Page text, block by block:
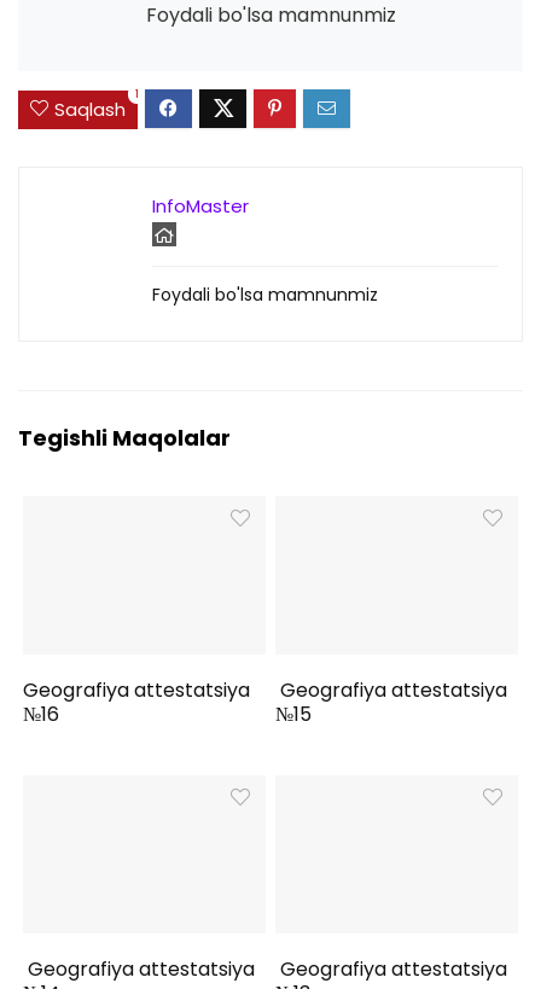
Foydali bo'lsa mamnunmiz
Saqlash
1
InfoMaster
Foydali bo'lsa mamnunmiz
Tegishli Maqolalar
Geografiya attestatsiya
№16
Geografiya attestatsiya
№15
Geografiya attestatsiya
Geografiya attestatsiya